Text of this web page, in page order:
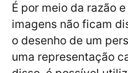
É por meio da razão
imagens não ficam
o desenho de um
uma representação